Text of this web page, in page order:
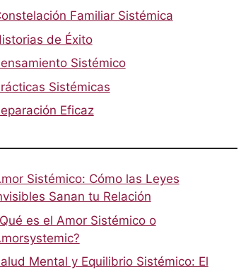
Familiar Sistémica
de Éxito
Sistémico
Sistémicas
Eficaz
Sistémico: Cómo las Leyes
Sanan tu Relación
es el Amor Sistémico o
Mental y Equilibrio Sistémico: El